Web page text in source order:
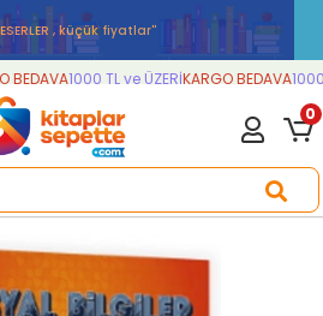
ESERLER , küçük fiyatlar''
1000 TL ve ÜZERİKARGO BEDAVA1000
0